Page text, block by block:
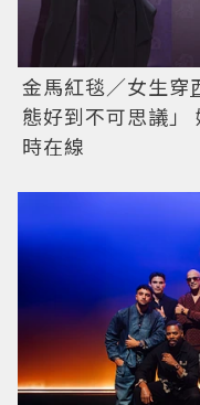
金馬紅毯／女生穿
態好到不可思議」
時在線